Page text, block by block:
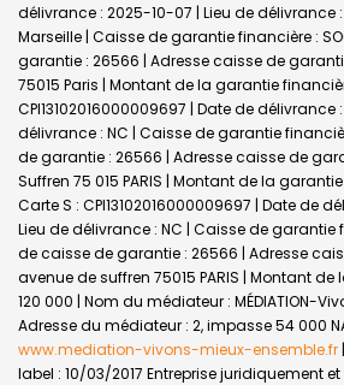
délivrance : 2025-10-07 | Lieu de délivrance :
Marseille | Caisse de garantie financière :
garantie : 26566 | Adresse caisse de
75015 Paris | Montant de la garantie
CPI13102016000009697 | Date de délivrance
délivrance : NC | Caisse de garantie
de garantie : 26566 | Adresse caisse de
Suffren 75 015 PARIS | Montant de la
Carte S : CPI13102016000009697 | Date de
Lieu de délivrance : NC | Caisse de garantie
de caisse de garantie : 26566 | Adresse
avenue de suffren 75015 PARIS | Montant
120 000 | Nom du médiateur : MÉDIATION-
Adresse du médiateur : 2, impasse 54 000
www.mediation-vivons-mieux-ensemble.fr
label : 10/03/2017 Entreprise juridiquement